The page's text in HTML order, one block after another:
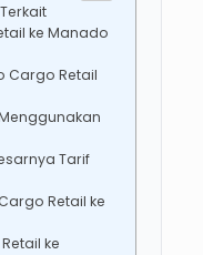
ke Manado
Cargo Retail
Tarif
Retail ke
ke